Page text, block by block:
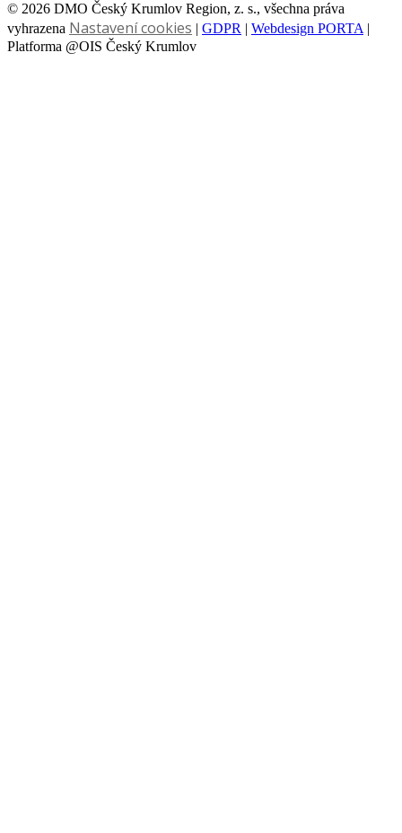
© 2026 DMO Český Krumlov Region, z. s., všechna práva
vyhrazena Nastavení cookies | GDPR | Webdesign PORTA |
Platforma @OIS Český Krumlov